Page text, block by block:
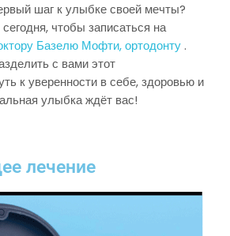
шаг к улыбке своей мечты?
чтобы записаться на
Базелю Мофти, ортодонту.
с вами этот
к уверенности в себе, здоровью и
улыбка ждёт вас!
лечение